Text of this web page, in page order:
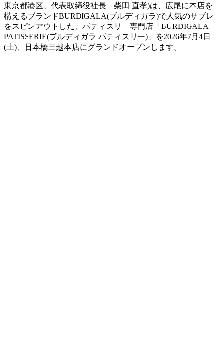
東京都港区、代表取締役社長：柴田 直孝)は、広尾に本店を
構えるブランドBURDIGALA(ブルディガラ)で人気のサブレ
をスピンアウトした、パティスリー専門店「BURDIGALA
PATISSERIE(ブルディガラ パティスリー)」を2026年7月4日
(土)、日本橋三越本店にグランドオープンします。